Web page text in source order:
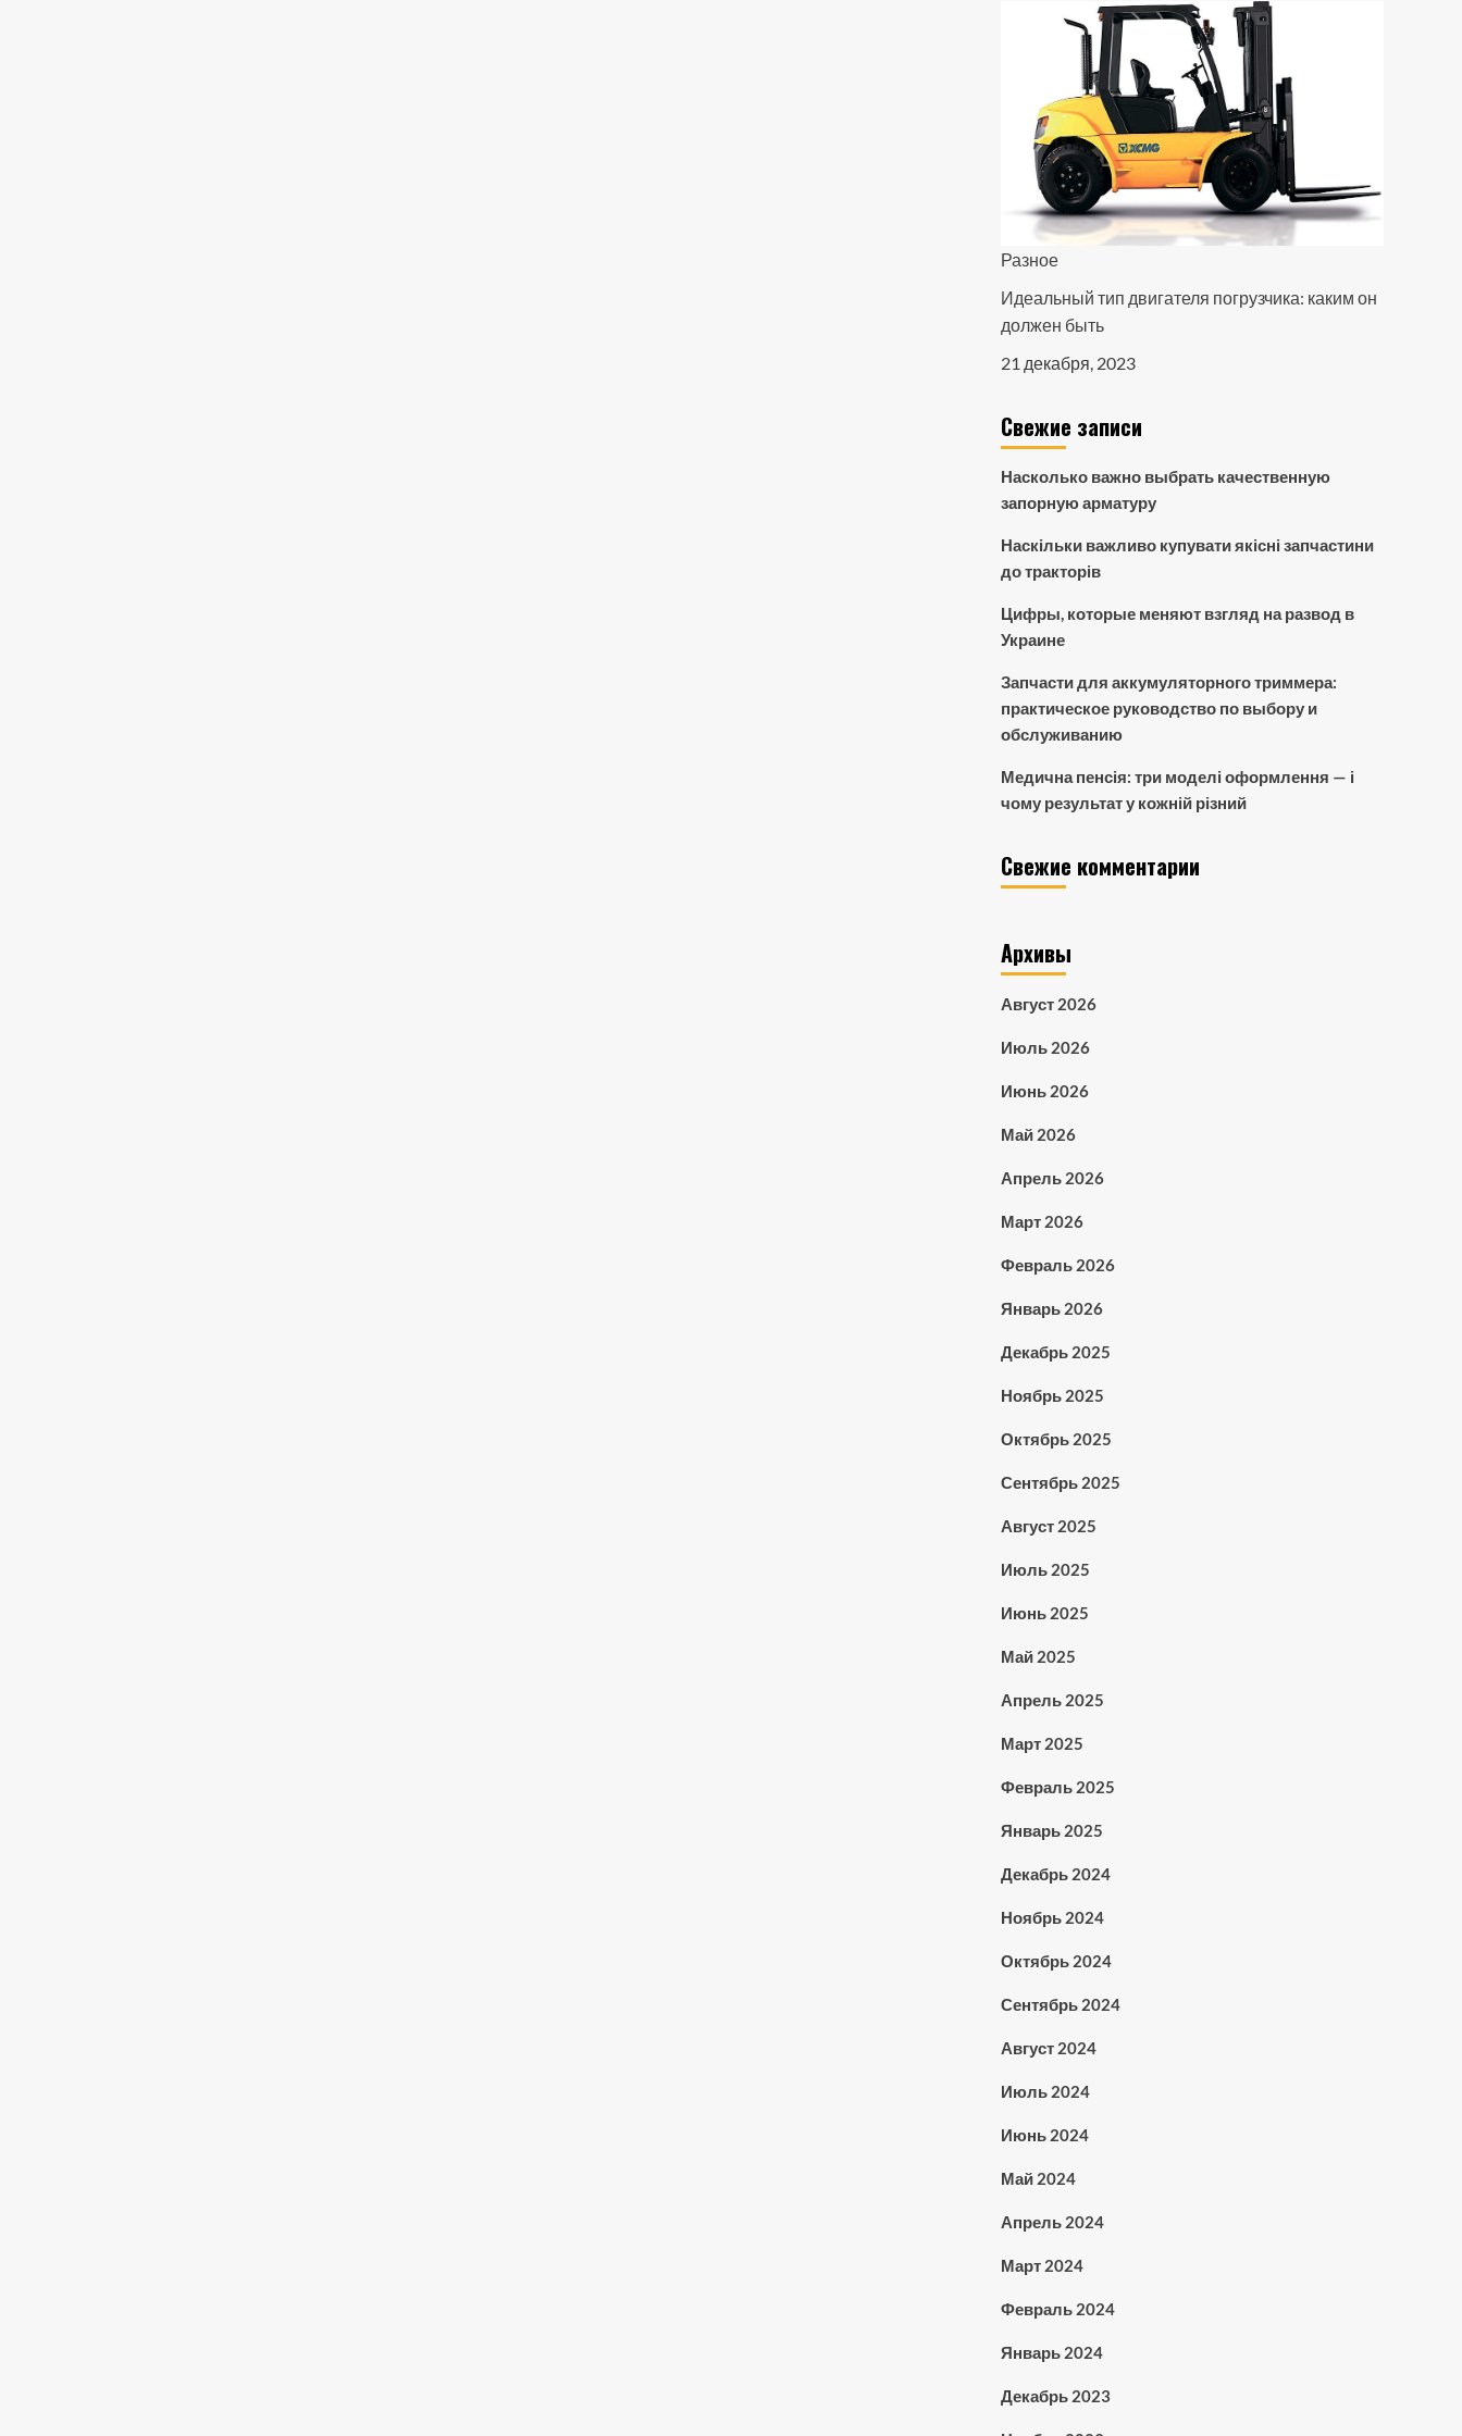
Разное
Идеальный тип двигателя погрузчика: каким он
должен быть
21 декабря, 2023
Свежие записи
Насколько важно выбрать качественную
запорную арматуру
Наскільки важливо купувати якісні запчастини
до тракторів
Цифры, которые меняют взгляд на развод в
Украине
Запчасти для аккумуляторного триммера:
практическое руководство по выбору и
обслуживанию
Медична пенсія: три моделі оформлення — і
чому результат у кожній різний
Свежие комментарии
Архивы
Август 2026
Июль 2026
Июнь 2026
Май 2026
Апрель 2026
Март 2026
Февраль 2026
Январь 2026
Декабрь 2025
Ноябрь 2025
Октябрь 2025
Сентябрь 2025
Август 2025
Июль 2025
Июнь 2025
Май 2025
Апрель 2025
Март 2025
Февраль 2025
Январь 2025
Декабрь 2024
Ноябрь 2024
Октябрь 2024
Сентябрь 2024
Август 2024
Июль 2024
Июнь 2024
Май 2024
Апрель 2024
Март 2024
Февраль 2024
Январь 2024
Декабрь 2023